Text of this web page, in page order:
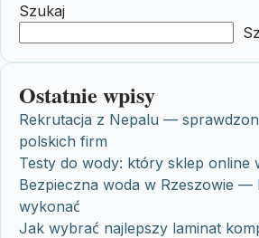
Szukaj
Ostatnie wpisy
Rekrutacja z Nepalu —
polskich firm
Testy do wody: który sklep online
Bezpieczna woda w Rzeszowie —
wykonać
Jak wybrać najlepszy laminat